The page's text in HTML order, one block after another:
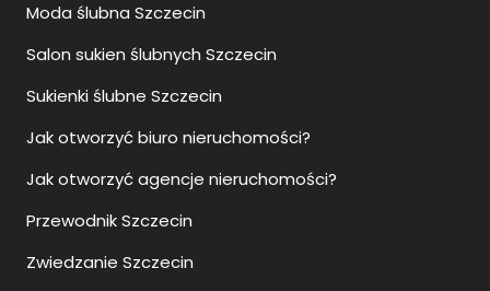
Moda ślubna Szczecin
Salon sukien ślubnych Szczecin
Sukienki ślubne Szczecin
Jak otworzyć biuro nieruchomości?
Jak otworzyć agencje nieruchomości?
Przewodnik Szczecin
Zwiedzanie Szczecin